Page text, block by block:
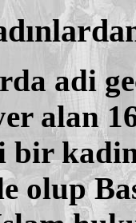
adi
alan
olup